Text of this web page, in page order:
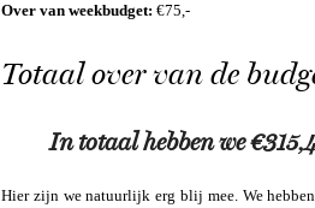
Over van weekbudget: €75,-
Totaal over van de
In totaal hebben we
Hier zijn we natuurlijk erg blij mee. We